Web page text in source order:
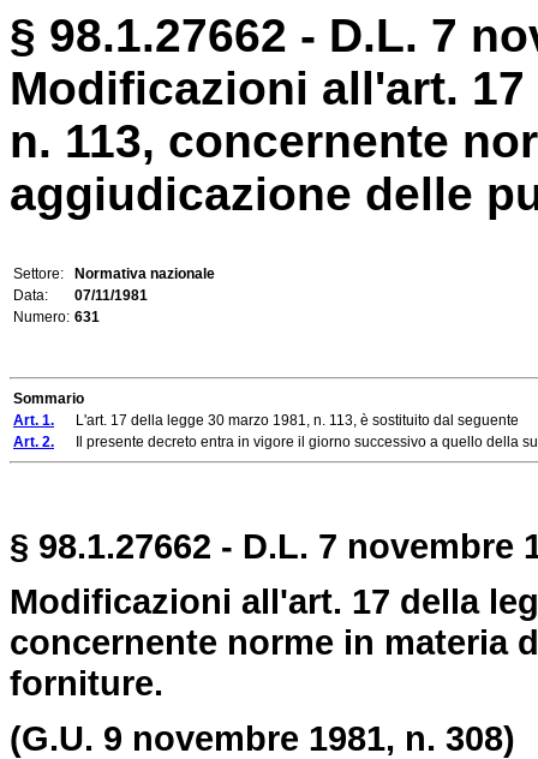
§ 98.1.27662 - D.L. 7
Modificazioni all'art.
n. 113, concernente
aggiudicazione delle
Settore:
Normativa nazionale
Data:
07/11/1981
Numero: 631
Sommario
Art. 1. L'art. 17 della legge 30 marzo 1981, n. 113, è sostituito dal seguente
Art. 2. Il presente decreto entra in vigore il giorno successivo a quello della
§ 98.1.27662 - D.L. 7 novembre
Modificazioni all'art. 17 della
concernente norme in materia
forniture.
(G.U. 9 novembre 1981, n. 308)